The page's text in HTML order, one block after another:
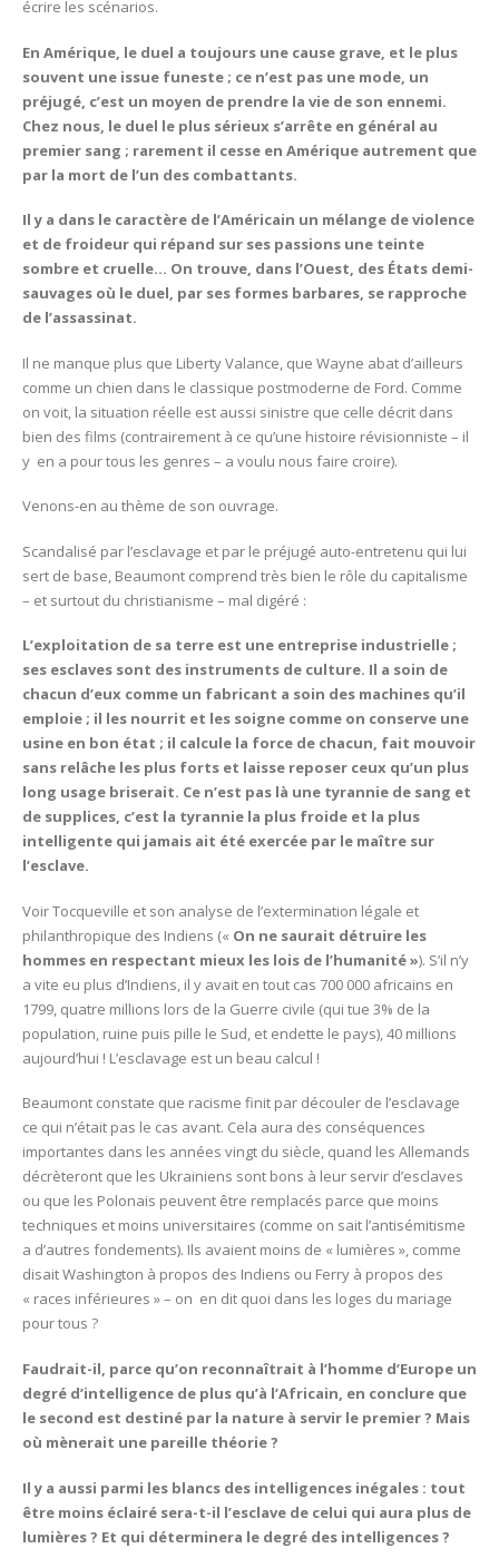
écrire les scénarios.
En Amérique, le duel a toujours une cause grave, et le plus
souvent une issue funeste ; ce n’est pas une mode, un
préjugé, c’est un moyen de prendre la vie de son ennemi.
Chez nous, le duel le plus sérieux s’arrête en général au
premier sang ; rarement il cesse en Amérique autrement que
par la mort de l’un des combattants.
Il y a dans le caractère de l’Américain un mélange de violence
et de froideur qui répand sur ses passions une teinte
sombre et cruelle… On trouve, dans l’Ouest, des États demi-
sauvages où le duel, par ses formes barbares, se rapproche
de l’assassinat.
Il ne manque plus que Liberty Valance, que Wayne abat d’ailleurs
comme un chien dans le classique postmoderne de Ford. Comme
on voit, la situation réelle est aussi sinistre que celle décrit dans
bien des films (contrairement à ce qu’une histoire révisionniste – il
y en a pour tous les genres – a voulu nous faire croire).
Venons-en au thème de son ouvrage.
Scandalisé par l’esclavage et par le préjugé auto-entretenu qui lui
sert de base, Beaumont comprend très bien le rôle du capitalisme
– et surtout du christianisme – mal digéré :
L’exploitation de sa terre est une entreprise industrielle ;
ses esclaves sont des instruments de culture. Il a soin de
chacun d’eux comme un fabricant a soin des machines qu’il
emploie ; il les nourrit et les soigne comme on conserve une
usine en bon état ; il calcule la force de chacun, fait mouvoir
sans relâche les plus forts et laisse reposer ceux qu’un plus
long usage briserait. Ce n’est pas là une tyrannie de sang et
de supplices, c’est la tyrannie la plus froide et la plus
intelligente qui jamais ait été exercée par le maître sur
l’esclave.
Voir Tocqueville et son analyse de l’extermination légale et
philanthropique des Indiens (« On ne saurait détruire les
hommes en respectant mieux les lois de l’humanité »). S’il n’y
a vite eu plus d’Indiens, il y avait en tout cas 700 000 africains en
1799, quatre millions lors de la Guerre civile (qui tue 3% de la
population, ruine puis pille le Sud, et endette le pays), 40 millions
aujourd’hui ! L’esclavage est un beau calcul !
Beaumont constate que racisme finit par découler de l’esclavage
ce qui n’était pas le cas avant. Cela aura des conséquences
importantes dans les années vingt du siècle, quand les Allemands
décrèteront que les Ukrainiens sont bons à leur servir d’esclaves
ou que les Polonais peuvent être remplacés parce que moins
techniques et moins universitaires (comme on sait l’antisémitisme
a d’autres fondements). Ils avaient moins de « lumières », comme
disait Washington à propos des Indiens ou Ferry à propos des
« races inférieures » – on en dit quoi dans les loges du mariage
pour tous ?
Faudrait-il, parce qu’on reconnaîtrait à l’homme d’Europe un
degré d’intelligence de plus qu’à l’Africain, en conclure que
le second est destiné par la nature à servir le premier ? Mais
où mènerait une pareille théorie ?
Il y a aussi parmi les blancs des intelligences inégales : tout
être moins éclairé sera-t-il l’esclave de celui qui aura plus de
lumières ? Et qui déterminera le degré des intelligences ?